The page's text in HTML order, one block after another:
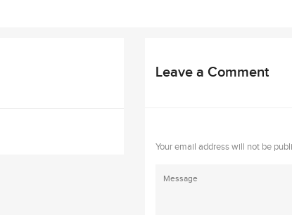
Leave a Comment
Your email address will not be